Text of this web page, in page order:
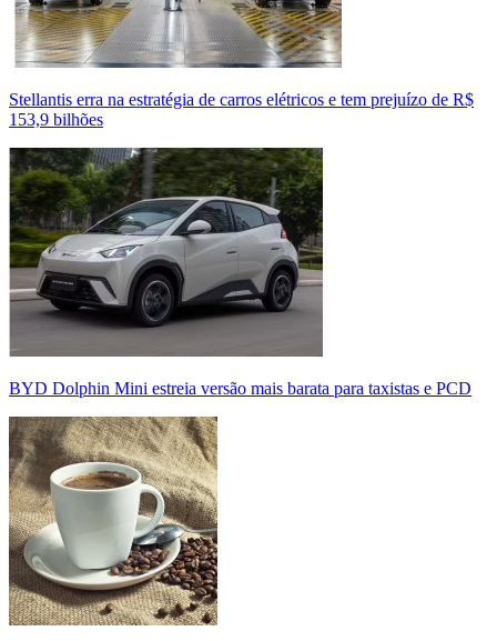
Stellantis erra na estratégia de carros elétricos e tem prejuízo de R$
153,9 bilhões
BYD Dolphin Mini estreia versão mais barata para taxistas e PCD